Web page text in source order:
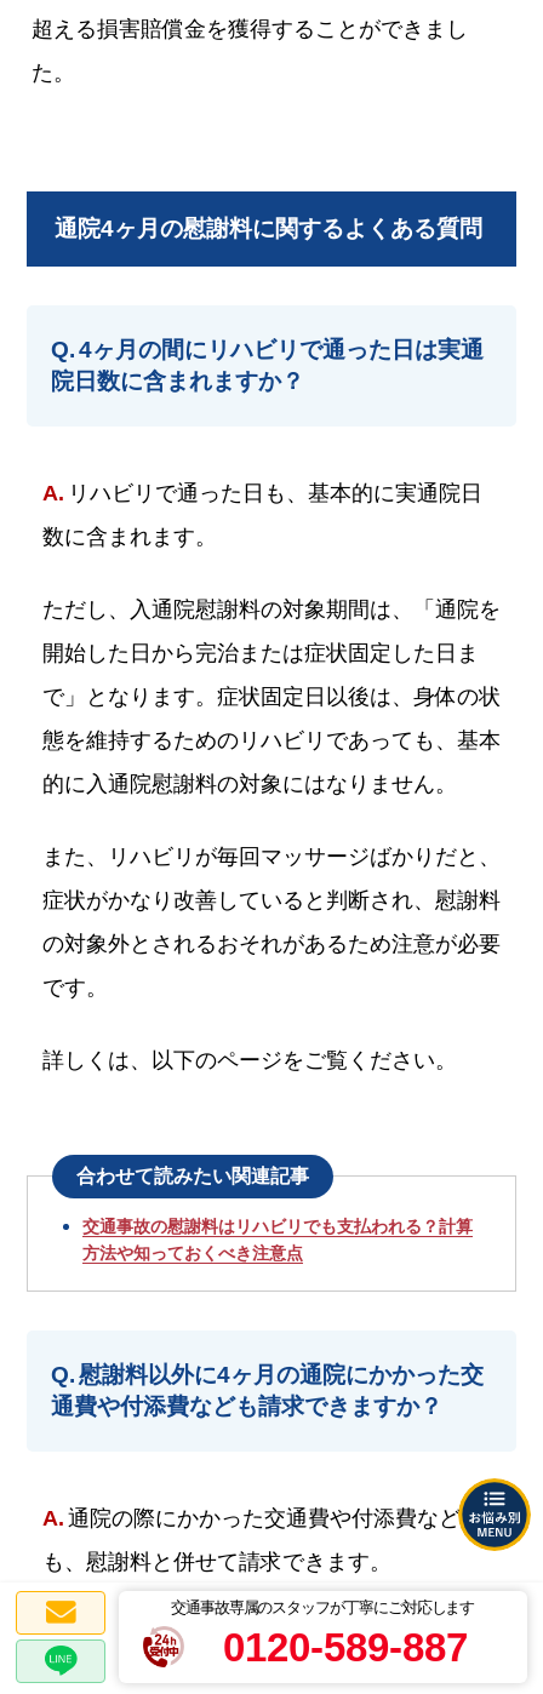
交通事故専属のスタッフが丁寧にご対応します
0120-589-887
超える損害賠償金を獲得することができまし
た。
通院4ヶ月の慰謝料に関するよくある質問
4ヶ月の間にリハビリで通った日は実通
院日数に含まれますか？
リハビリで通った日も、基本的に実通院日
数に含まれます。
ただし、入通院慰謝料の対象期間は、「通院を
開始した日から完治または症状固定した日ま
で」となります。症状固定日以後は、身体の状
態を維持するためのリハビリであっても、基本
的に入通院慰謝料の対象にはなりません。
また、リハビリが毎回マッサージばかりだと、
症状がかなり改善していると判断され、慰謝料
の対象外とされるおそれがあるため注意が必要
です。
詳しくは、以下のページをご覧ください。
合わせて読みたい関連記事
交通事故の慰謝料はリハビリでも支払われる？計算
方法や知っておくべき注意点
慰謝料以外に4ヶ月の通院にかかった交
通費や付添費なども請求できますか？
通院の際にかかった交通費や付添費など
も、慰謝料と併せて請求できます。
他にも、「治療費」「休業損害」「逸失利益」
などの請求が可能なため、請求漏れがないよ